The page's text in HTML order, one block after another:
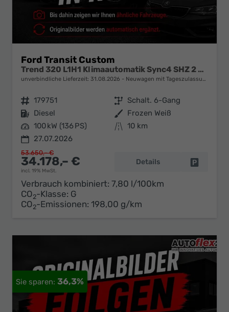
Ford Transit Custom
Trend 320 L1H1 Klimaautomatik Sync4 SHZ 2 x Einparkhilfe Kamera 5JG
unverbindliche Lieferzeit: 31.08.2026 Neuwagen mit Tageszulassung
Fahrzeugnr. 179751 Getriebe Schalt. 6-Gang
Kraftstoff Diesel Außenfarbe Frozen Weiß
Leistung 100 kW (136 PS) Kilometerstand 10 km
27.07.2026
34.178,– €
incl. 19% MwSt.
53.650,– €
Details
Verbrauch kombiniert: 7,80 l/100km
CO2-Klasse: G
CO2-Emissionen: 198,00 g/km
36,3%